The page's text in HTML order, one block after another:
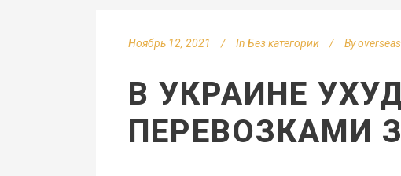
Ноябрь 12, 2021 In Без категории By
В УКРАИНЕ
ПЕРЕВОЗКАМИ